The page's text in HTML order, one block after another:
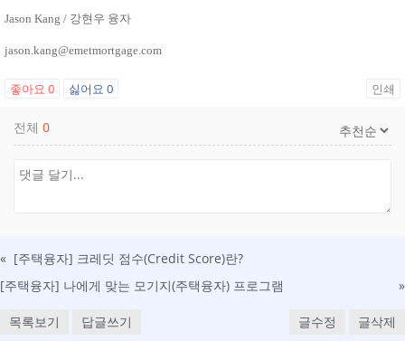
Jason Kang / 강현우 융자
jason.kang@emetmortgage.com
좋아요 0 싫어요 0 인쇄
전체 0
« [주택융자] 크레딧 점수(Credit Score)란?
[주택융자] 나에게 맞는 모기지(주택융자) 프로그램
»
목록보기 답글쓰기 글수정 글삭제